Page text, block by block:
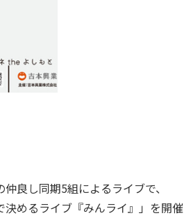
良し同期5組によるライブで、
めるライブ『みんライ』」を開催